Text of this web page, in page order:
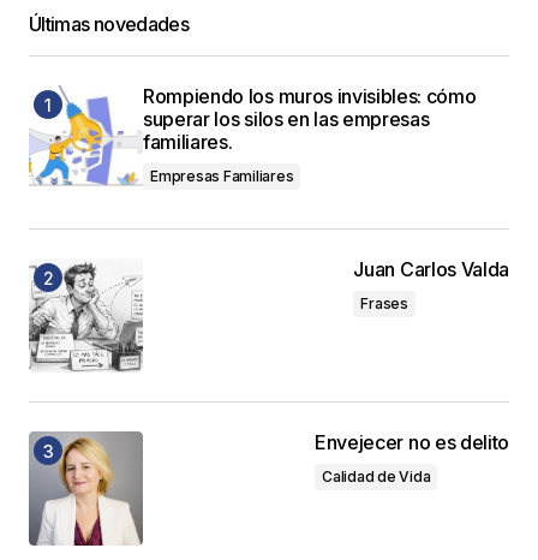
Últimas novedades
Rompiendo los muros invisibles: cómo
superar los silos en las empresas
familiares.
Empresas Familiares
Juan Carlos Valda
Frases
Envejecer no es delito
Calidad de Vida